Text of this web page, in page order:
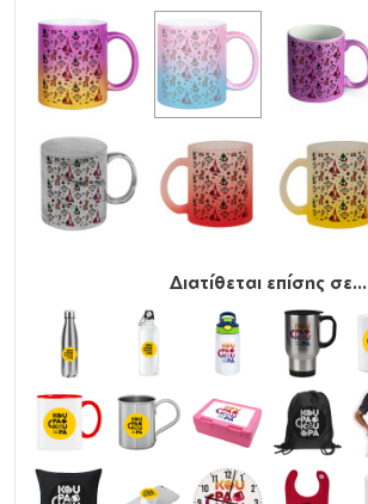
Διατίθεται επίσης σε...